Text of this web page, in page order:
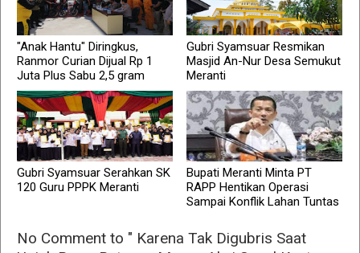
"Anak Hantu" Diringkus,
Ranmor Curian Dijual Rp 1
Juta Plus Sabu 2,5 gram
Gubri Syamsuar Resmikan
Masjid An-Nur Desa Semukut
Meranti
Gubri Syamsuar Serahkan SK
120 Guru PPPK Meranti
Bupati Meranti Minta PT
RAPP Hentikan Operasi
Sampai Konflik Lahan Tuntas
No Comment to " Karena Tak Digubris Saat